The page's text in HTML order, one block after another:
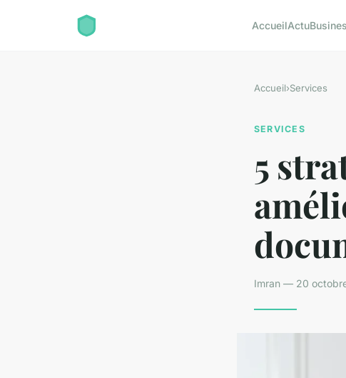
AccueilActu
Accueil›Services
SERVICES
5
Imran — 20